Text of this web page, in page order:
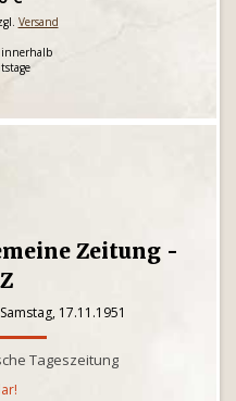
Versand
innerhalb
Zeitung -
17.11.1951
Tageszeitung